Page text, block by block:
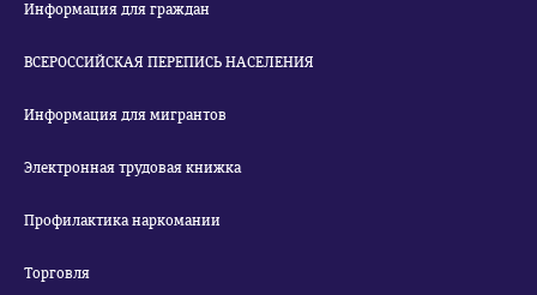
Информация для граждан
ВСЕРОССИЙСКАЯ ПЕРЕПИСЬ НАСЕЛЕНИЯ
Информация для мигрантов
Электронная трудовая книжка
Профилактика наркомании
Торговля